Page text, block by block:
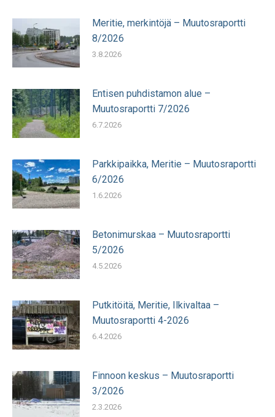
Meritie, merkintöjä – Muutosraportti
8/2026
3.8.2026
Entisen puhdistamon alue –
Muutosraportti 7/2026
6.7.2026
Parkkipaikka, Meritie – Muutosraportti
6/2026
1.6.2026
Betonimurskaa – Muutosraportti
5/2026
4.5.2026
Putkitöitä, Meritie, Ilkivaltaa –
Muutosraportti 4-2026
6.4.2026
Finnoon keskus – Muutosraportti
3/2026
2.3.2026